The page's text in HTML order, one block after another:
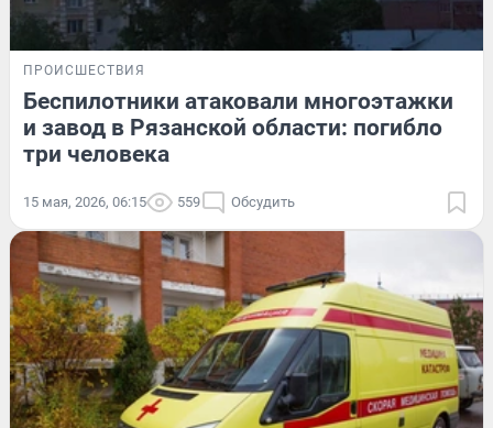
ПРОИСШЕСТВИЯ
Беспилотники атаковали многоэтажки
и завод в Рязанской области: погибло
три человека
15 мая, 2026, 06:15 559 Обсудить